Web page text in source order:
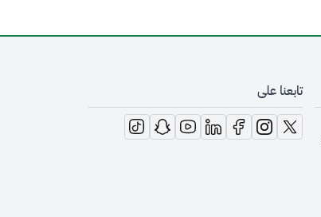
تابعنا على
opens in new window
opens in new window
opens in new window
opens in new window
opens in new window
opens in new window
opens in new window